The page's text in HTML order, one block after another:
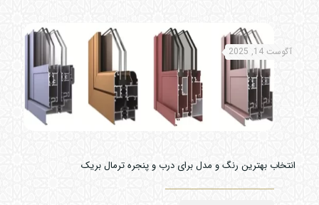
آگوست 14, 2025
انتخاب بهترین رنگ و مدل برای درب و پنجره ترمال بریک